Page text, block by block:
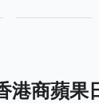
港商蘋果